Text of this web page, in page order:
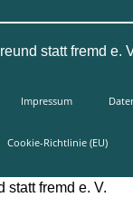
statt fremd e.
Impressum
Cookie-Richtlinie (EU)
statt fremd e. V.